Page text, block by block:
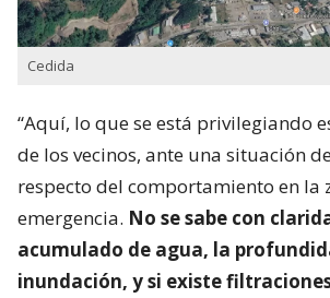
Cedida
“Aquí, lo que se está privilegiando
de los vecinos, ante una situación
respecto del comportamiento en la
emergencia. No se sabe con
acumulado de agua, la
inundación, y si existe